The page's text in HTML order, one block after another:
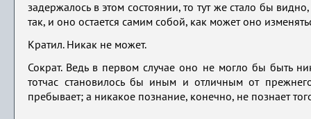
задержалось в этом состоянии, то тут же стало бы
так, и оно остается самим собой, как может оно
Кратил. Никак не может.
Сократ. Ведь в первом случае оно не могло бы быть
тотчас становилось бы иным и отличным от
пребывает; а никакое познание, конечно, не познает